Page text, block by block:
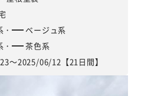
・ ベージュ系
・ 茶色系
～2025/06/12【21日間】